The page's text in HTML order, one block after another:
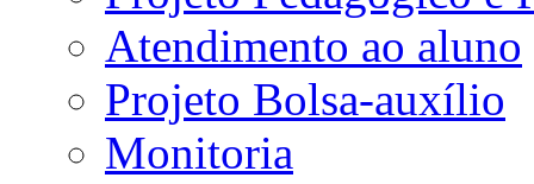
Atendimento ao aluno
Projeto Bolsa-auxílio
Monitoria